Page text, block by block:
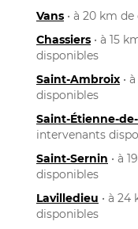
Vans • à 20 km
Chassiers • à 15
disponibles
Saint-Ambroix •
disponibles
Saint-Étienne-
intervenants
Saint-Sernin • à
disponibles
Lavilledieu • à
disponibles